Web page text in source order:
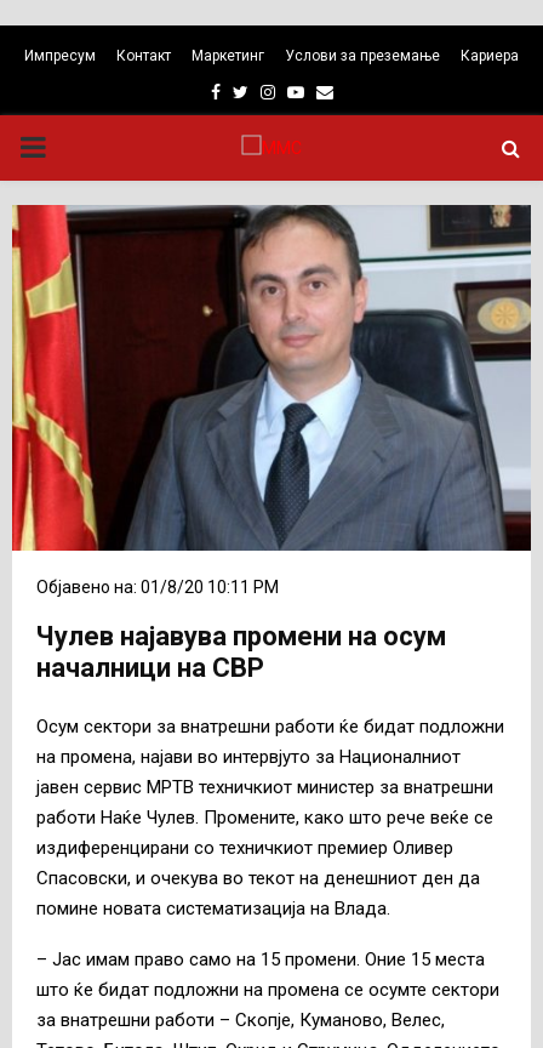
Импресум Контакт Маркетинг Услови за преземање Кариера
Facebook
TwitterInstagram
Youtube
Email
PRIMARY
MENU
Објавено на: 01/8/20 10:11 PM
Чулев најавува промени на осум
началници на СВР
Осум сектори за внатрешни работи ќе бидат подложни
на промена, најави во интервјуто за Националниот
јавен сервис МРТВ техничкиот министер за внатрешни
работи Наќе Чулев. Промените, како што рече веќе се
издиференцирани со техничкиот премиер Оливер
Спасовски, и очекува во текот на денешниот ден да
помине новата систематизација на Влада.
– Јас имам право само на 15 промени. Оние 15 места
што ќе бидат подложни на промена се осумте сектори
за внатрешни работи – Скопје, Куманово, Велес,